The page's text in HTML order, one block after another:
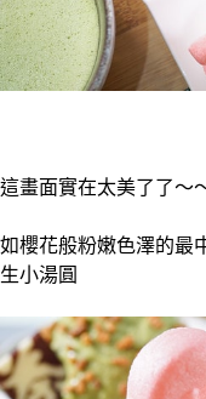
這畫面實在太美了了～
如櫻花般粉嫩色澤的最
生小湯圓